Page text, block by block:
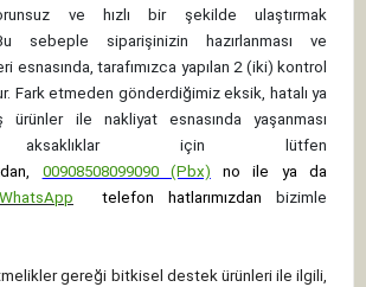
ve hızlı bir şekilde ulaştırmak
sebeple siparişinizin hazırlanması ve
esnasında, tarafımızca yapılan 2 (iki) kontrol
Fark etmeden gönderdiğimiz eksik, hatalı ya
ile nakliyat esnasında yaşanması
aksaklıklar için lütfen
00908508099090 (Pbx) no ile ya da
telefon hatlarımızdan bizimle
gereği bitkisel destek ürünleri ile ilgili,